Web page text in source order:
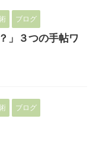
ブログ
」３つの手帖ワ
ブログ